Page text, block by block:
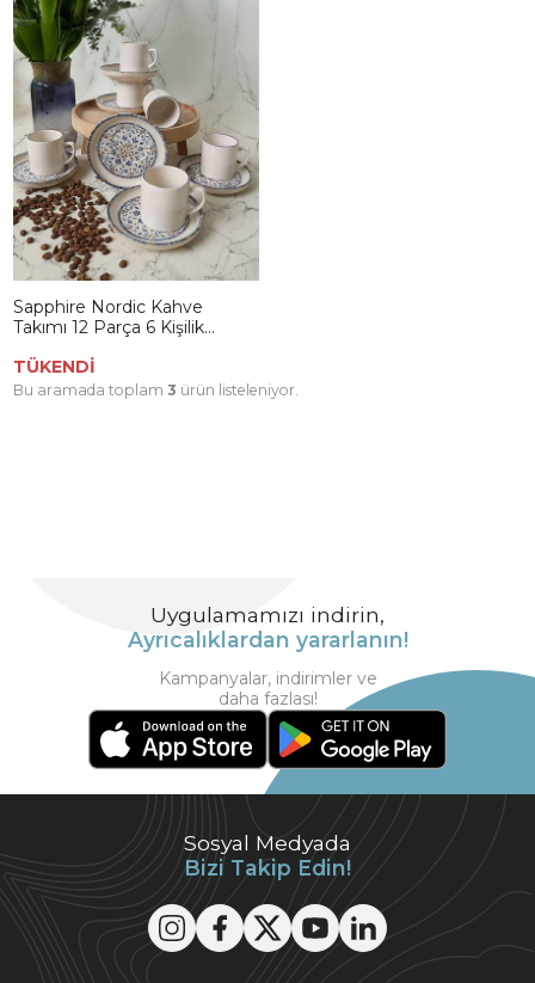
Sapphire Nordic Kahve
Takımı 12 Parça 6 Kişilik
TÜKENDİ
Bu aramada toplam 3 ürün listeleniyor.
Sosyal Medyada
Bizi Takip Edin!
Uygulamamızı indirin,
Ayrıcalıklardan yararlanın!
Kampanyalar, indirimler ve
daha fazlası!